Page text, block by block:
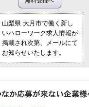
山梨県 大月市で働く新し
いハローワーク求人情報が
掲載され次第、メールにて
お知らせいたします。